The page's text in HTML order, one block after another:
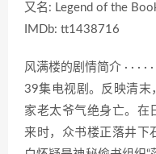
又名: Legend of the
IMDb: tt1438716
风满楼的剧情简介 · · · · ·
39集电视剧。反映清末
家老太爷气绝身亡。在
来时，众书楼正落井下